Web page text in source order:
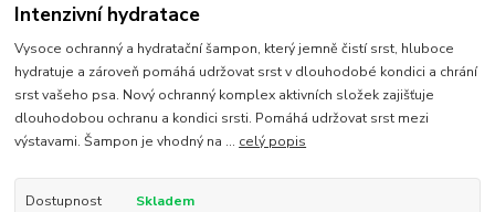
Intenzivní hydratace
Vysoce ochranný a hydratační šampon, který jemně čistí srst, hluboce
hydratuje a zároveň pomáhá udržovat srst v dlouhodobé kondici a chrání
srst vašeho psa. Nový ochranný komplex aktivních složek zajišťuje
dlouhodobou ochranu a kondici srsti. Pomáhá udržovat srst mezi
výstavami. Šampon je vhodný na ... celý popis
Dostupnost Skladem